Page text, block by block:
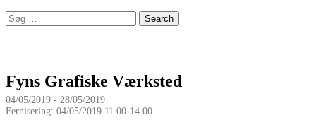
Search
for:
Fyns Grafiske Værksted
04/05/2019 - 28/05/2019
Fernisering: 04/05/2019 11.00-14.00